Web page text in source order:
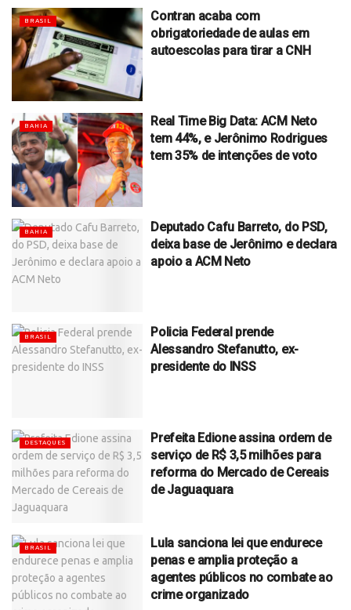
BRASIL
Contran acaba com
obrigatoriedade de aulas em
autoescolas para tirar a CNH
BAHIA
Real Time Big Data: ACM Neto
tem 44%, e Jerônimo Rodrigues
tem 35% de intenções de voto
BAHIA
Deputado Cafu Barreto, do PSD,
deixa base de Jerônimo e declara
apoio a ACM Neto
BRASIL
Policia Federal prende
Alessandro Stefanutto, ex-
presidente do INSS
DESTAQUES
Prefeita Edione assina ordem de
serviço de R$ 3,5 milhões para
reforma do Mercado de Cereais
de Jaguaquara
BRASIL
Lula sanciona lei que endurece
penas e amplia proteção a
agentes públicos no combate ao
crime organizado